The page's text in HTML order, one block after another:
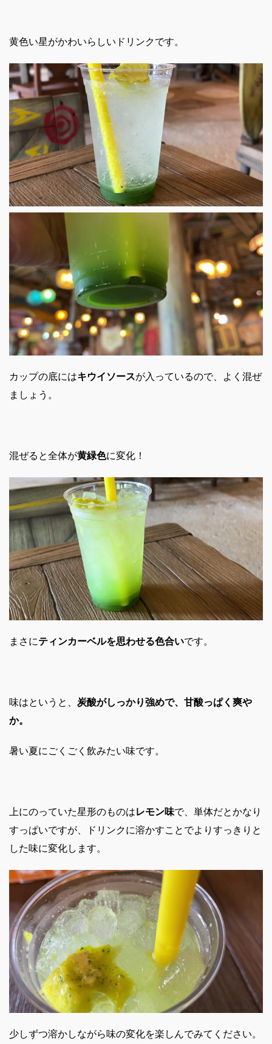
黄色い星がかわいらしいドリンクです。
カップの底にはキウイソースが入っているので、よく混ぜ
ましょう。
混ぜると全体が黄緑色に変化！
まさにティンカーベルを思わせる色合いです。
味はというと、 炭酸がしっかり強めで、甘酸っぱく爽や
か。
暑い夏にごくごく飲みたい味です。
上にのっていた星形のものはレモン味で、単体だとかなり
すっぱいですが、ドリンクに溶かすことでよりすっきりと
した味に変化します。
少しずつ溶かしながら味の変化を楽しんでみてください。